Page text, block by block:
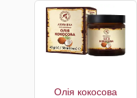
Олія кокосова